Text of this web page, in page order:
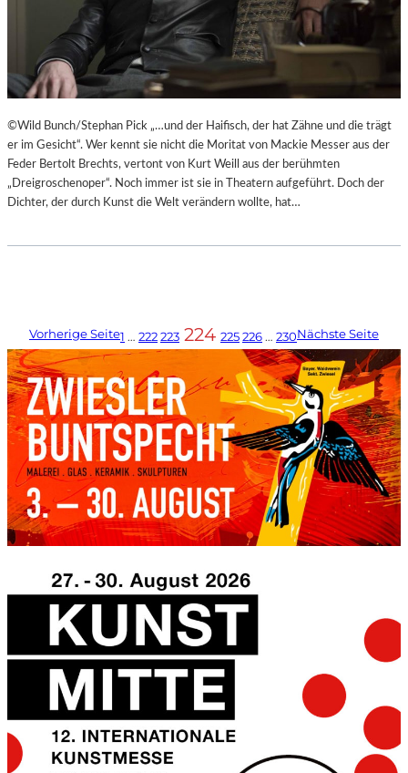
©Wild Bunch/Stephan Pick „…und der Haifisch, der hat Zähne und die trägt
er im Gesicht“. Wer kennt sie nicht die Moritat von Mackie Messer aus der
Feder Bertolt Brechts, vertont von Kurt Weill aus der berühmten
„Dreigroschenoper“. Noch immer ist sie in Theatern aufgeführt. Doch der
Dichter, der durch Kunst die Welt verändern wollte, hat…
Vorherige Seite1 … 222223 224 225226 … 230Nächste Seite